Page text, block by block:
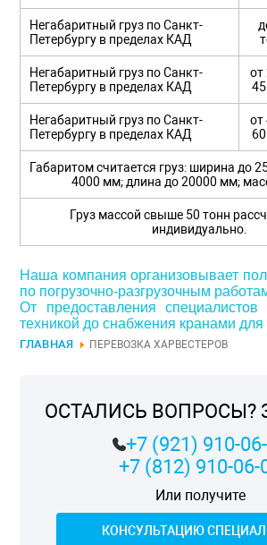
Негабаритный груз по Санкт-
Петербургу в пределах КАД
Негабаритный груз по Санкт-
Петербургу в пределах КАД
от
Негабаритный груз по Санкт-
Петербургу в пределах КАД
от
Габаритом считается груз: ширина до
4000 мм; длина до 20000 мм;
Груз массой свыше 50 тонн
индивидуально.
Наша компания организовывает
по погрузочно-разгрузочным
От предоставления
техникой до снабжения кранами для
ГЛАВНАЯ ПЕРЕВОЗКА ХАРВЕСТЕРОВ
ОСТАЛИСЬ ВОПРОСЫ?
+7 (921) 910-
+7 (812) 910-06-
Или получите
КОНСУЛЬТАЦИЮ